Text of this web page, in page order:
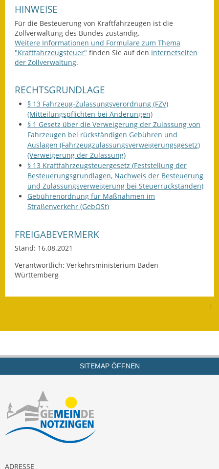
HINWEISE
Für die Besteuerung von Kraftfahrzeugen ist die
Zollverwaltung des Bundes zuständig.
Weitere Informationen und Formulare zum Thema
"Kraftfahrzeugsteuer" finden Sie auf den Internetseiten
der Zollverwaltung.
RECHTSGRUNDLAGE
§ 13 Fahrzeug-Zulassungsverordnung (FZV)
(Mitteilungspflichten bei Änderungen)
§ 1 Gesetz über die Verweigerung der Zulassung von
Fahrzeugen bei rückständigen Gebühren und
Auslagen (Fahrzeugzulassungsverweigerungsgesetz)
(Verweigerung der Zulassung)
§ 13 Kraftfahrzeugsteuergesetz (Feststellung der
Besteuerungsgrundlagen, Nachweis der Besteuerung
und Zulassungsverweigerung bei Steuerrückständen)
Gebührenordnung für Maßnahmen im
Straßenverkehr (GebOSt)
FREIGABEVERMERK
Stand: 16.08.2021
Verantwortlich: Verkehrsministerium Baden-
Württemberg
|
SITEMAP ÖFFNEN
ADRESSE